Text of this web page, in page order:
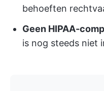
behoeften
Geen HIPAA-
is nog steeds niet